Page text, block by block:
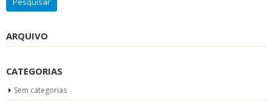
ARQUIVO
CATEGORIAS
Sem categorias